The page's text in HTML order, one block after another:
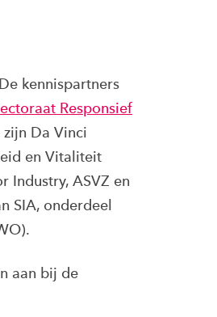
kennispartners
lectoraat Responsief
Da Vinci
en Vitaliteit
Industry, ASVZ en
SIA, onderdeel
aan bij de